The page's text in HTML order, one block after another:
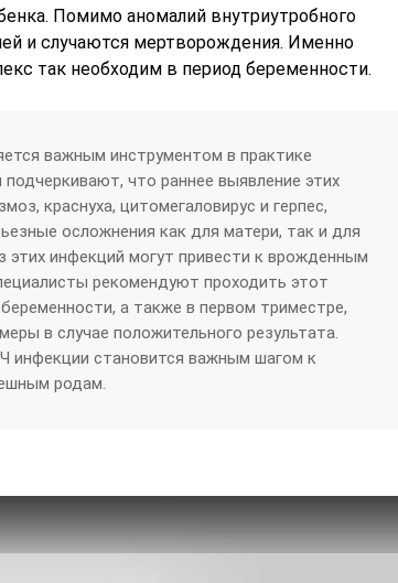
Помимо аномалий внутриутробного
и случаются мертворождения. Именно
так необходим в период беременности.
важным инструментом в практике
подчеркивают, что раннее выявление этих
краснуха, цитомегаловирус и герпес,
осложнения как для матери, так и для
этих инфекций могут привести к врожденным
рекомендуют проходить этот
а также в первом триместре,
в случае положительного результата.
инфекции становится важным шагом к
родам.